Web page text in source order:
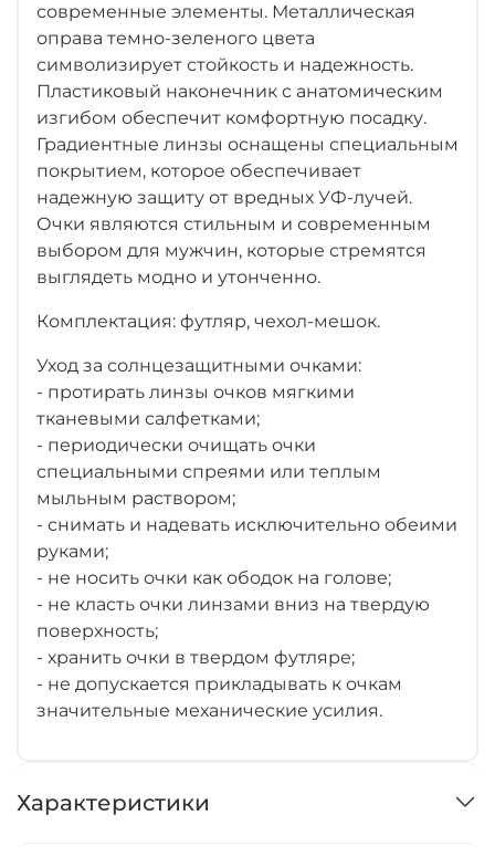
современные элементы. Металлическая
оправа темно-зеленого цвета
символизирует стойкость и надежность.
Пластиковый наконечник с анатомическим
изгибом обеспечит комфортную посадку.
Градиентные линзы оснащены специальным
покрытием, которое обеспечивает
надежную защиту от вредных УФ-лучей.
Очки являются стильным и современным
выбором для мужчин, которые стремятся
выглядеть модно и утонченно.
Комплектация: футляр, чехол-мешок.
Уход за солнцезащитными очками:
- протирать линзы очков мягкими
тканевыми салфетками;
- периодически очищать очки
специальными спреями или теплым
мыльным раствором;
- снимать и надевать исключительно обеими
руками;
- не носить очки как ободок на голове;
- не класть очки линзами вниз на твердую
поверхность;
- хранить очки в твердом футляре;
- не допускается прикладывать к очкам
значительные механические усилия.
Характеристики